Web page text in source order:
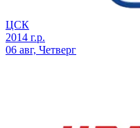
ЦСК
2014 г.р.
06 авг, Четверг